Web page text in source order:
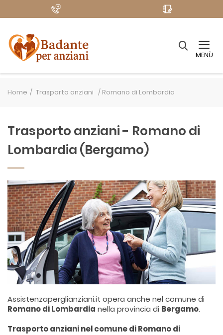
MENÙ
Home Trasporto anziani / Romano di Lombardia
Trasporto anziani - Romano di
Lombardia (Bergamo)
Assistenzaperglianziani.it opera anche nel comune di
Romano di Lombardia nella provincia di Bergamo.
Trasporto anziani nel comune di Romano di